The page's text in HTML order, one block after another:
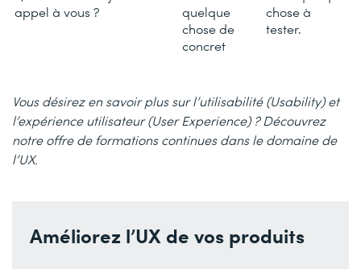
appel à vous ?
quelque
chose de
concret
chose à
tester.
Vous désirez en savoir plus sur l’utilisabilité (Usability) et
l’expérience utilisateur (User Experience) ? Découvrez
notre offre de formations continues dans le domaine de
l’UX.
Améliorez l’UX de vos produits